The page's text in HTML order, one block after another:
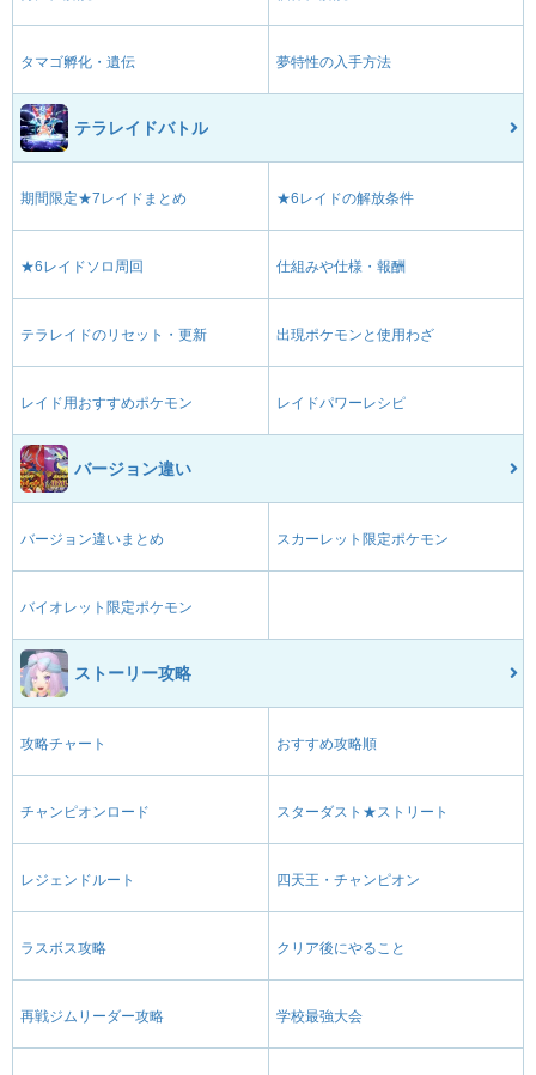
タマゴ孵化・遺伝 夢特性の入手方法
テラレイドバトル
期間限定★7レイドまとめ ★6レイドの解放条件
★6レイドソロ周回 仕組みや仕様・報酬
テラレイドのリセット・更新 出現ポケモンと使用わざ
レイド用おすすめポケモン レイドパワーレシピ
バージョン違い
バージョン違いまとめ スカーレット限定ポケモン
バイオレット限定ポケモン
ストーリー攻略
攻略チャート おすすめ攻略順
チャンピオンロード スターダスト★ストリート
レジェンドルート 四天王・チャンピオン
ラスボス攻略 クリア後にやること
再戦ジムリーダー攻略 学校最強大会